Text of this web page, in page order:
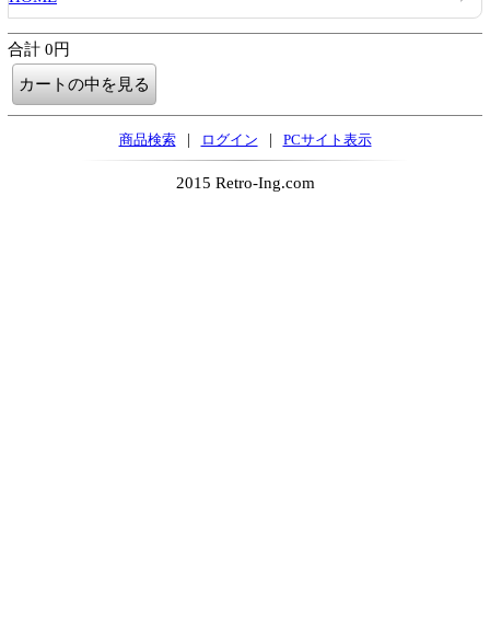
合計 0円
商品検索 | ログイン | PCサイト表示
2015 Retro-Ing.com